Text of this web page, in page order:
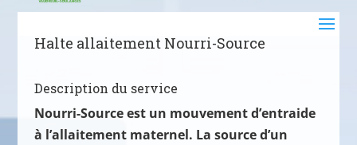
Halte allaitement Nourri-Source
Description du service
Nourri-Source est un mouvement d’entraide
à l’allaitement maternel. La source d’un